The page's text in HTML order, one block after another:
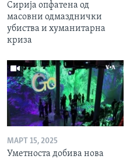
Сирија опфатена од
масовни одмазднички
убиства и хуманитарна
криза
МАРТ 15, 2025
Уметноста добива нова